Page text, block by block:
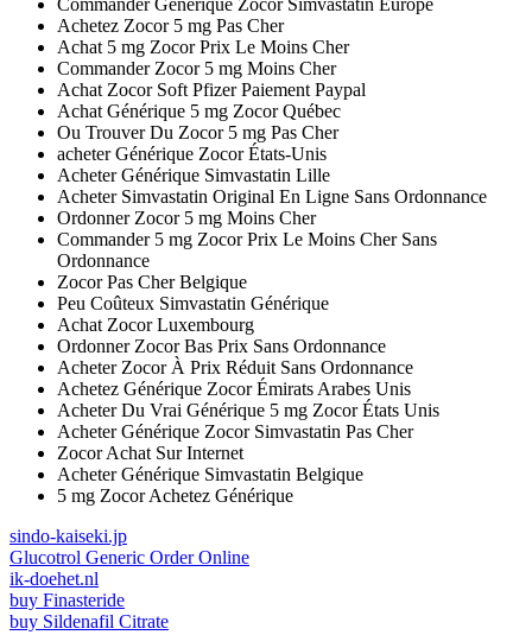
Commander Générique Zocor Simvastatin Europe
Achetez Zocor 5 mg Pas Cher
Achat 5 mg Zocor Prix Le Moins Cher
Commander Zocor 5 mg Moins Cher
Achat Zocor Soft Pfizer Paiement Paypal
Achat Générique 5 mg Zocor Québec
Ou Trouver Du Zocor 5 mg Pas Cher
acheter Générique Zocor États-Unis
Acheter Générique Simvastatin Lille
Acheter Simvastatin Original En Ligne Sans Ordonnance
Ordonner Zocor 5 mg Moins Cher
Commander 5 mg Zocor Prix Le Moins Cher Sans
Ordonnance
Zocor Pas Cher Belgique
Peu Coûteux Simvastatin Générique
Achat Zocor Luxembourg
Ordonner Zocor Bas Prix Sans Ordonnance
Acheter Zocor À Prix Réduit Sans Ordonnance
Achetez Générique Zocor Émirats Arabes Unis
Acheter Du Vrai Générique 5 mg Zocor États Unis
Acheter Générique Zocor Simvastatin Pas Cher
Zocor Achat Sur Internet
Acheter Générique Simvastatin Belgique
5 mg Zocor Achetez Générique
sindo-kaiseki.jp
Glucotrol Generic Order Online
ik-doehet.nl
buy Finasteride
buy Sildenafil Citrate